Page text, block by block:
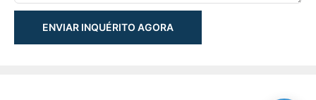
ENVIAR INQUÉRITO AGORA